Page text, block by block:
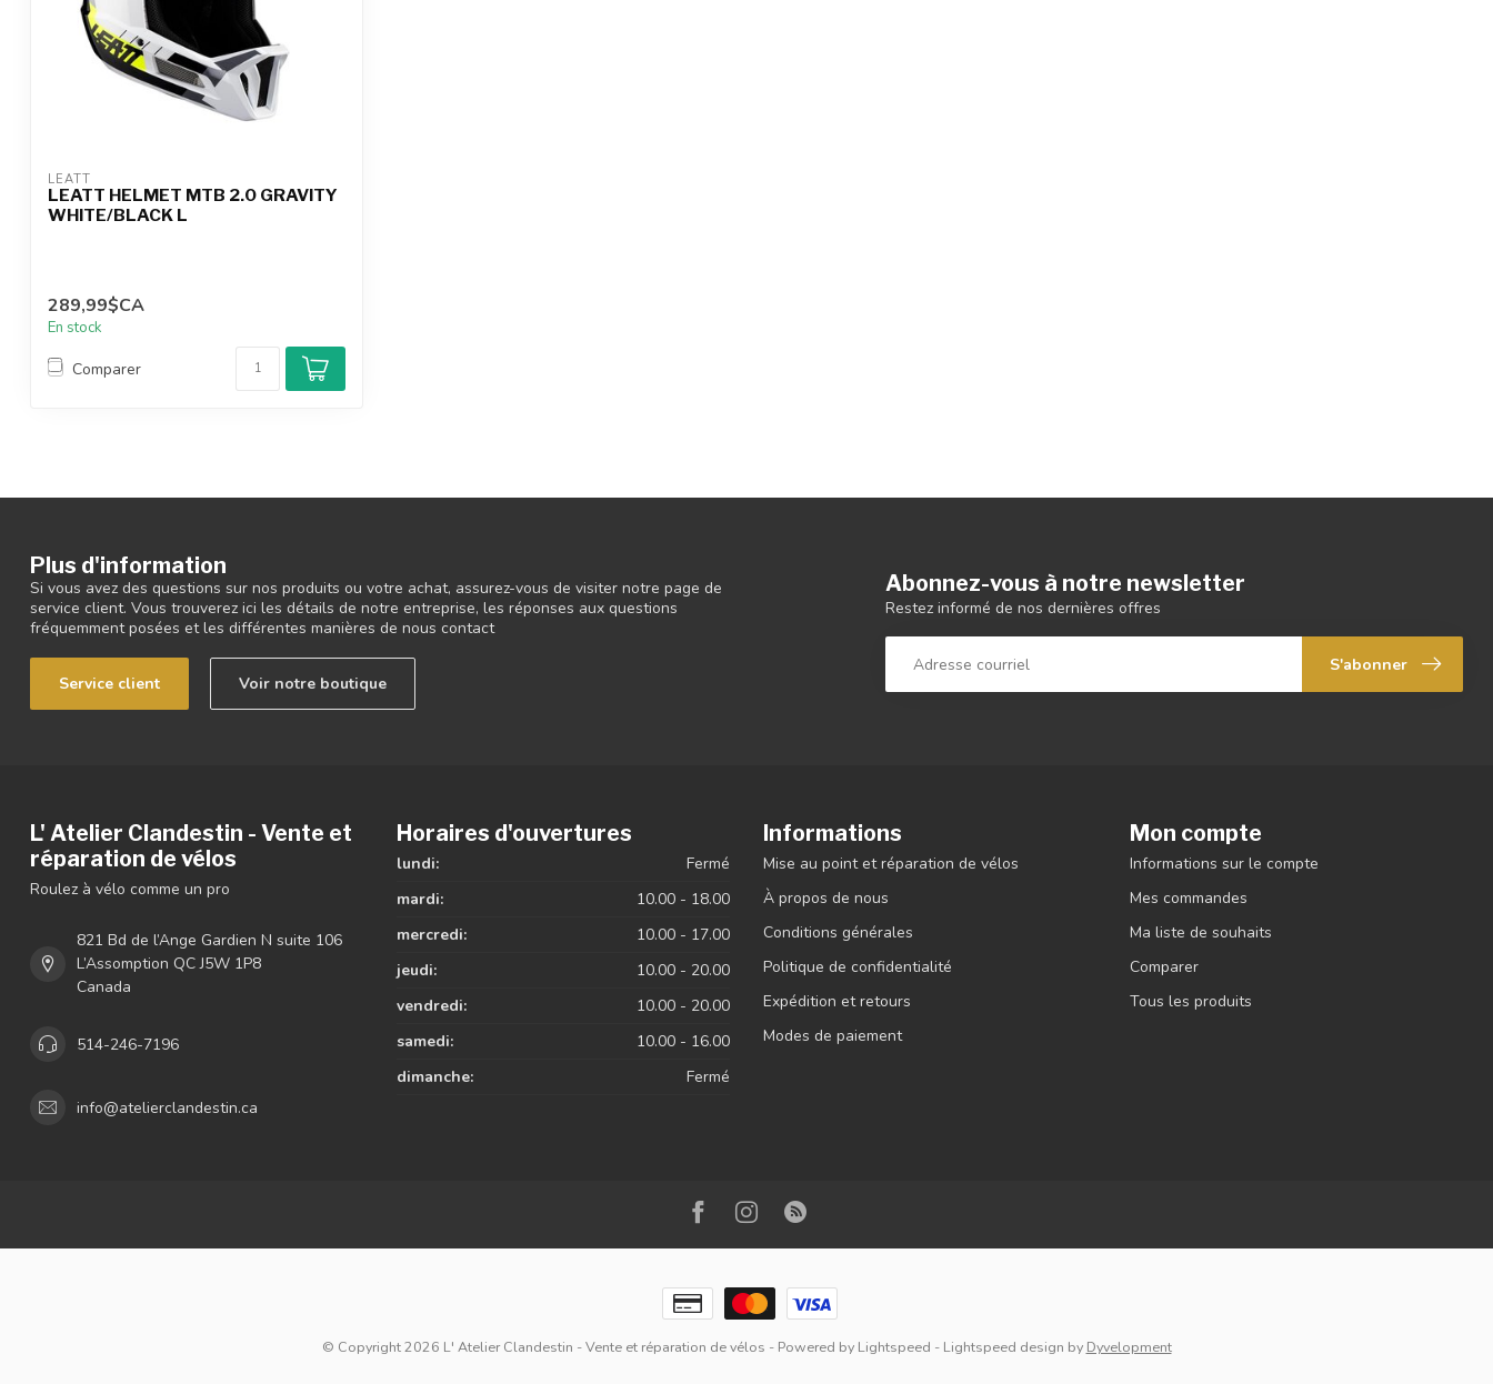
LEATT
LEATT HELMET MTB 2.0 GRAVITY
WHITE/BLACK L
289,99$CA
En stock
Comparer
Plus d'information
Si vous avez des questions sur nos produits ou votre achat, assurez-vous de visiter notre page de
service client. Vous trouverez ici les détails de notre entreprise, les réponses aux questions
fréquemment posées et les différentes manières de nous contact
Service client Voir notre boutique
Abonnez-vous à notre newsletter
Restez informé de nos dernières offres
S'abonner
L' Atelier Clandestin - Vente et
réparation de vélos
Roulez à vélo comme un pro
821 Bd de l’Ange Gardien N suite 106
L’Assomption QC J5W 1P8
Canada
514-246-7196
info@atelierclandestin.ca
Horaires d'ouvertures
lundi:
Fermé
mardi:
10.00 - 18.00
mercredi:
10.00 - 17.00
jeudi:
10.00 - 20.00
vendredi:
10.00 - 20.00
samedi:
10.00 - 16.00
dimanche:
Fermé
Informations
Mise au point et réparation de vélos
À propos de nous
Conditions générales
Politique de confidentialité
Expédition et retours
Modes de paiement
Mon compte
Informations sur le compte
Mes commandes
Ma liste de souhaits
Comparer
Tous les produits
© Copyright 2026 L' Atelier Clandestin - Vente et réparation de vélos - Powered by Lightspeed - Lightspeed design by Dyvelopment